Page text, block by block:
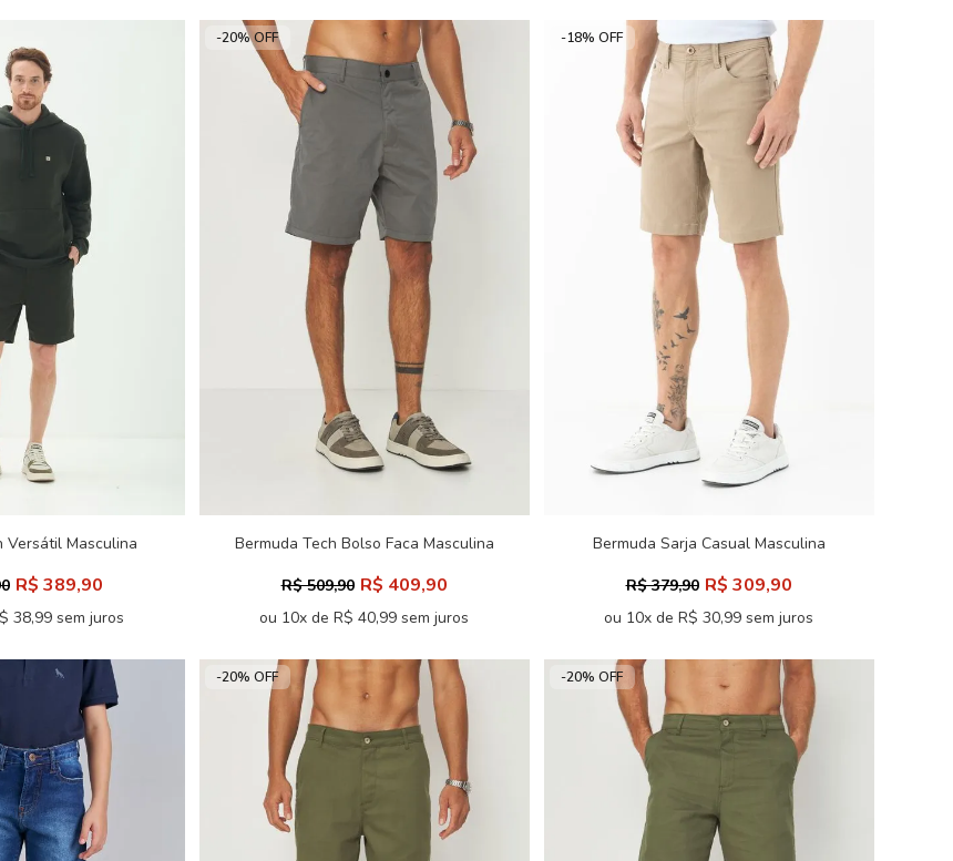
Versátil Masculina
R$ 389,90
38,99 sem juros
-20% OFF
Bermuda Tech Bolso Faca Masculina
R$ 509,90 R$ 409,90
ou 10x de R$ 40,99 sem juros
-18% OFF
Bermuda Sarja Casual Masculina
R$ 379,90 R$ 309,90
ou 10x de R$ 30,99 sem juros
-20% OFF -20% OFF